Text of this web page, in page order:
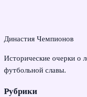
Династия Чемпионов
Исторические очерки о
футбольной славы.
Рубрики